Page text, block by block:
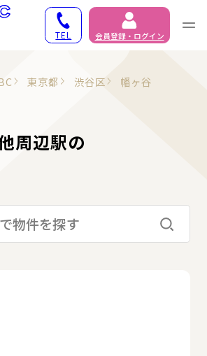
件・貸店舗で
TEL 会員登録・ログイン
東京都 渋谷区 幡ヶ谷
周辺駅の
検索す